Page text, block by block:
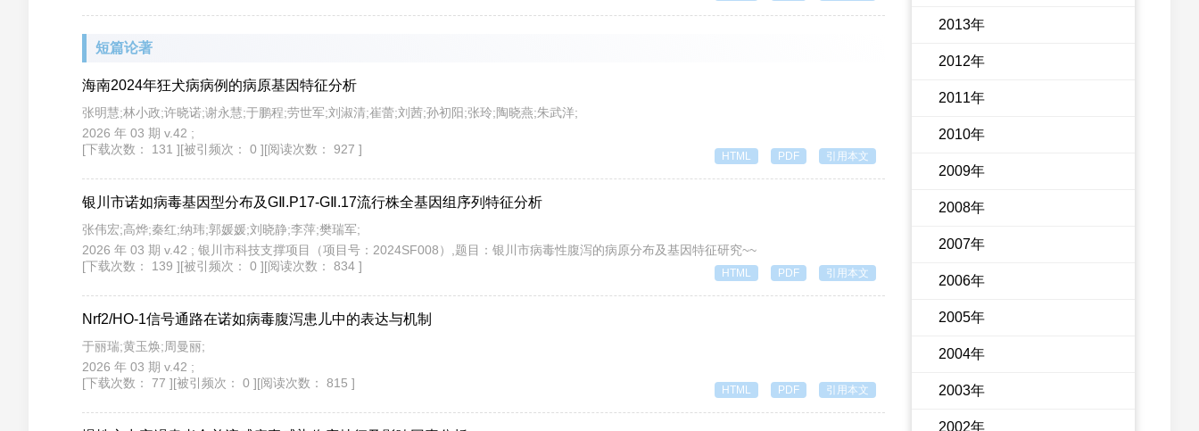
短篇论著
海南2024年狂犬病病例的病原基因特征分析
张明慧;林小政;许晓诺;谢永慧;于鹏程;劳世军;刘淑清;崔蕾;刘茜;孙初阳;张玲;陶晓燕;朱武洋;
2026 年 03 期 v.42 ;
[下载次数： 131 ][被引频次： 0 ][阅读次数： 927 ] HTML PDF 引用本文
银川市诺如病毒基因型分布及GⅡ.P17-GⅡ.17流行株全基因组序列特征分析
张伟宏;高烨;秦红;纳玮;郭媛媛;刘晓静;李萍;樊瑞军;
2026 年 03 期 v.42 ; 银川市科技支撑项目（项目号：2024SF008）,题目：银川市病毒性腹泻的病原分布及基因特征研究~~
[下载次数： 139 ][被引频次： 0 ][阅读次数： 834 ] HTML PDF 引用本文
Nrf2/HO-1信号通路在诺如病毒腹泻患儿中的表达与机制
于丽瑞;黄玉焕;周曼丽;
2026 年 03 期 v.42 ;
[下载次数： 77 ][被引频次： 0 ][阅读次数： 815 ] HTML PDF 引用本文
2013年
2012年
2011年
2010年
2009年
2008年
2007年
2006年
2005年
2004年
2003年
2002年